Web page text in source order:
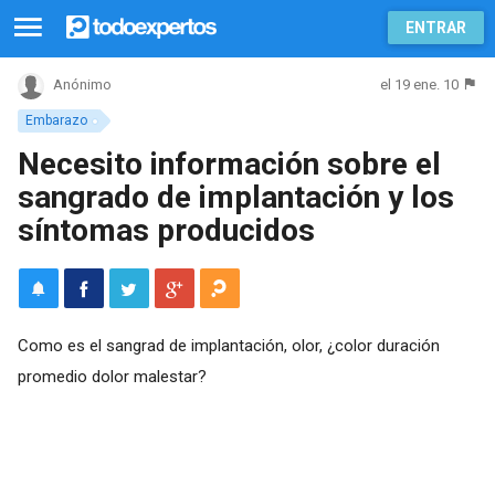
ENTRAR
Embarazo
Anónimo el 19 ene. 10
Necesito información sobre el
sangrado de implantación y los
síntomas producidos
Como es el sangrad de implantación, olor, ¿color duración
promedio dolor malestar?